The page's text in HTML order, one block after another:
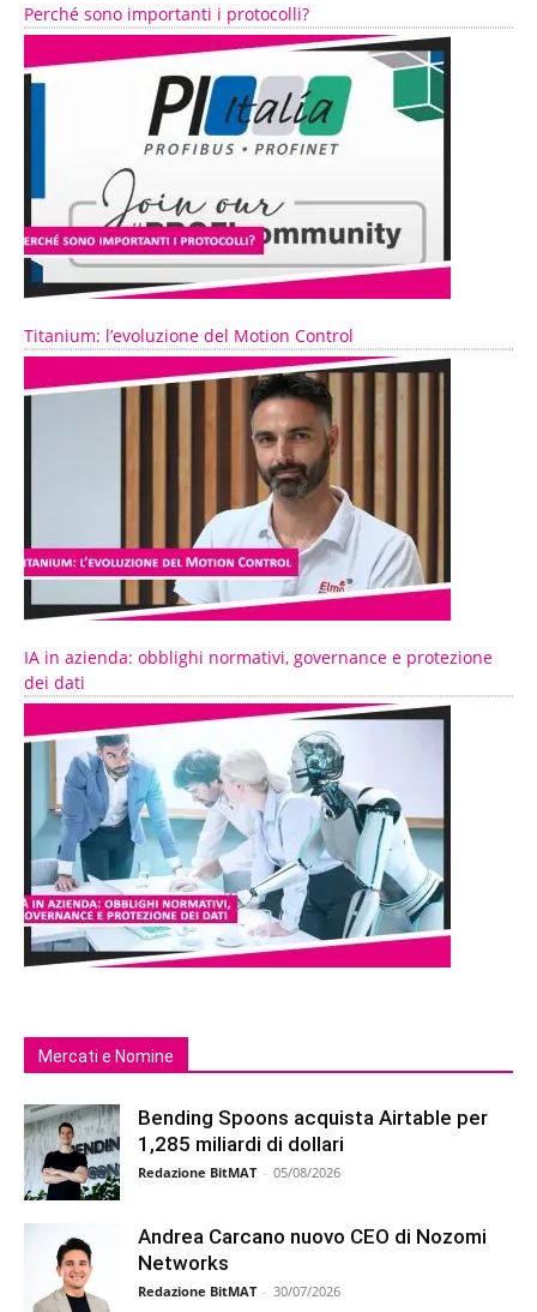
Perché sono importanti i protocolli?
Titanium: l’evoluzione del Motion Control
IA in azienda: obblighi normativi, governance e protezione
dei dati
Mercati e Nomine
Bending Spoons acquista Airtable per
1,285 miliardi di dollari
Redazione BitMAT - 05/08/2026
Andrea Carcano nuovo CEO di Nozomi
Networks
Redazione BitMAT - 30/07/2026